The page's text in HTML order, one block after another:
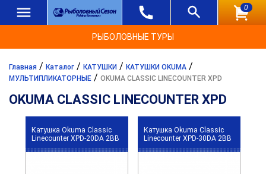
0
РЫБОЛОВНЫЕ ТУРЫ
Главная / Каталог / КАТУШКИ / КАТУШКИ OKUMA /
МУЛЬТИПЛИКАТОРНЫЕ / OKUMA CLASSIC LINECOUNTER XPD
OKUMA CLASSIC LINECOUNTER XPD
Катушка Okuma Classic
Linecounter XPD-20DA 2BB
Катушка Okuma Classic
Linecounter XPD-30DA 2BB